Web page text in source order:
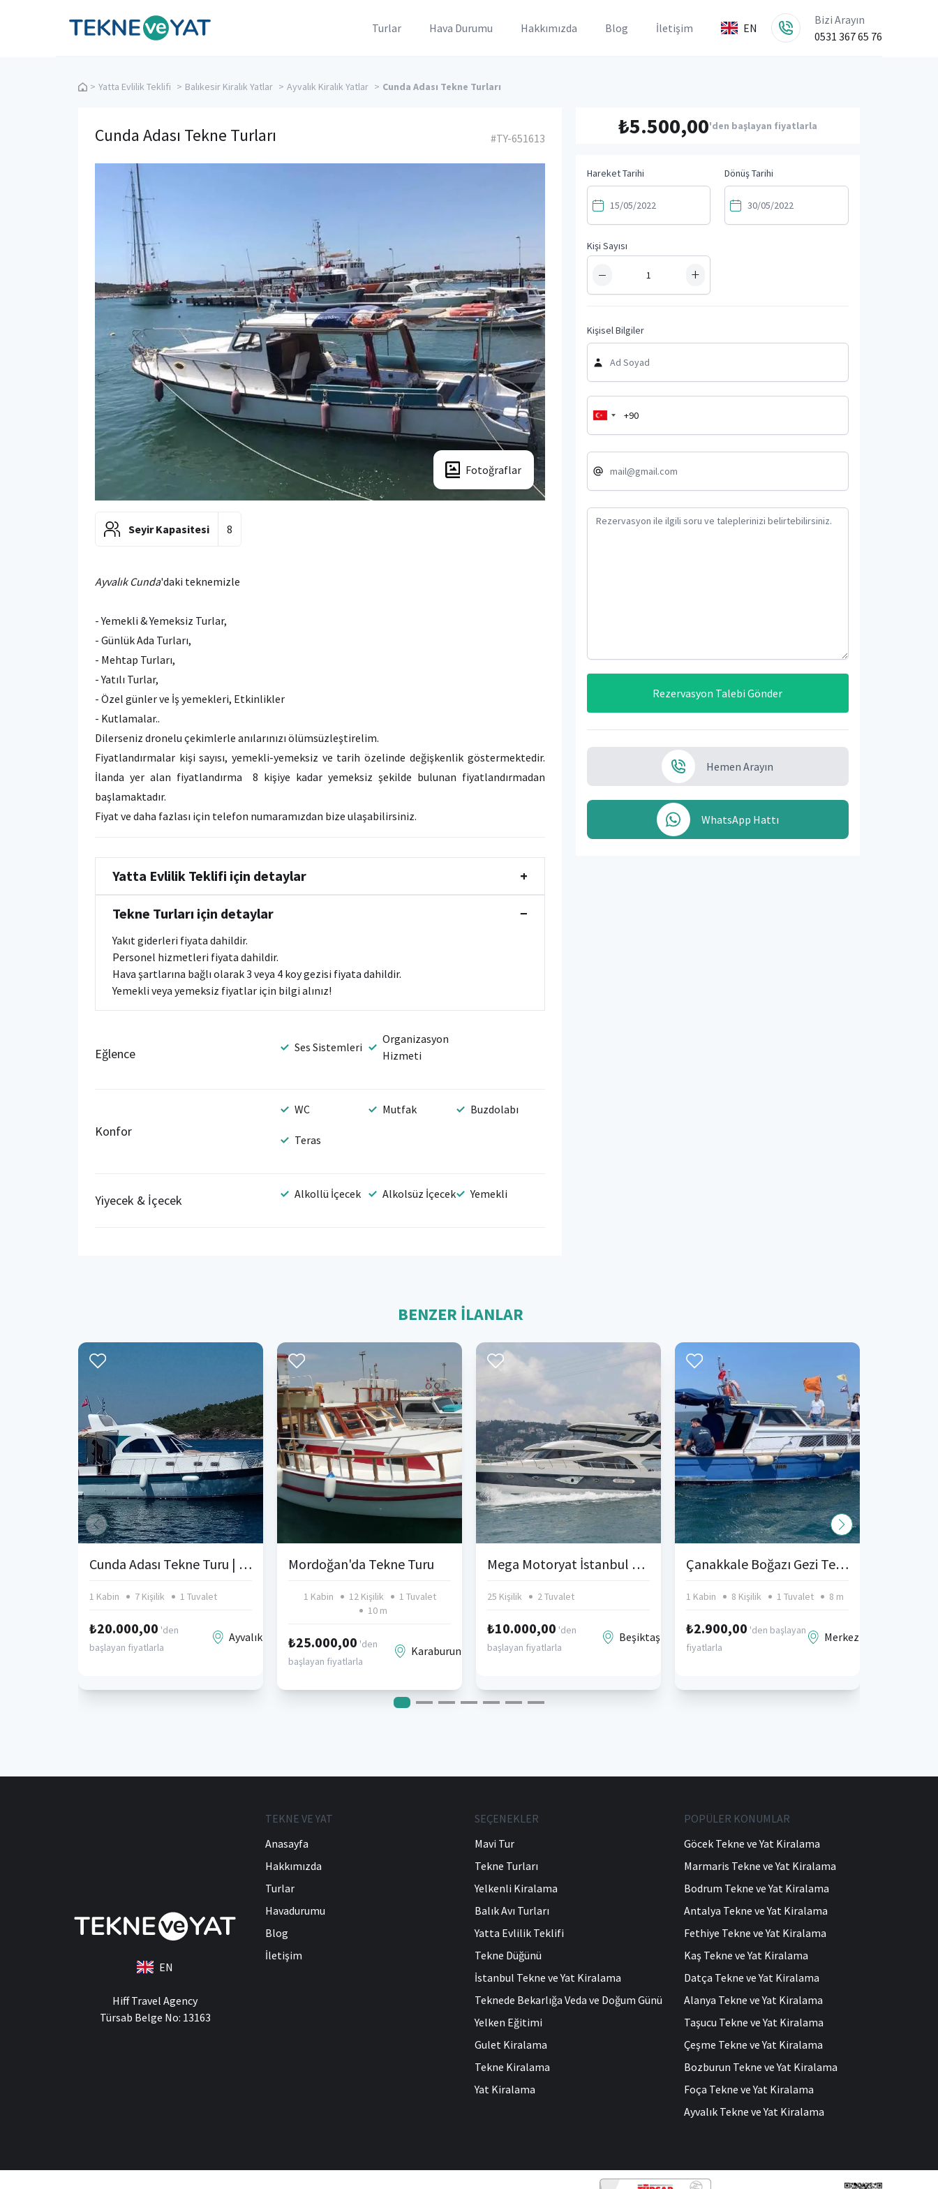
Tekne ve Yat Turlar Hava Durumu Hakkımızda Blog İletişim EN
Bizi Arayın
0531 367 65 76
> Yatta Evlilik Teklifi > Balıkesir Kiralık Yatlar > Ayvalık Kiralık Yatlar > Cunda Adası Tekne Turları
Cunda Adası Tekne Turları #TY-651613
Fotoğraflar
Seyir Kapasitesi 8
Ayvalık Cunda'daki teknemizle
- Yemekli & Yemeksiz Turlar,
- Günlük Ada Turları,
- Mehtap Turları,
- Yatılı Turlar,
- Özel günler ve İş yemekleri, Etkinlikler
- Kutlamalar..
Dilerseniz dronelu çekimlerle anılarınızı ölümsüzleştirelim.
Fiyatlandırmalar kişi sayısı, yemekli-yemeksiz ve tarih özelinde değişkenlik göstermektedir.
İlanda yer alan fiyatlandırma 8 kişiye kadar yemeksiz şekilde bulunan fiyatlandırmadan
başlamaktadır.
Fiyat ve daha fazlası için telefon numaramızdan bize ulaşabilirsiniz.
Yatta Evlilik Teklifi için detaylar +
Tekne Turları için detaylar −
Yakıt giderleri fiyata dahildir.
Personel hizmetleri fiyata dahildir.
Hava şartlarına bağlı olarak 3 veya 4 koy gezisi fiyata dahildir.
Yemekli veya yemeksiz fiyatlar için bilgi alınız!
Eğlence Ses Sistemleri
Organizasyon
Hizmeti
Konfor
WC Mutfak Buzdolabı
Teras
Yiyecek & İçecek Alkollü İçecek Alkolsüz İçecek Yemekli
₺5.500,00'den başlayan fiyatlarla
Hareket Tarihi Dönüş Tarihi
Kişi Sayısı
− +
Kişisel Bilgiler
Rezervasyon Talebi Gönder
Hemen Arayın
WhatsApp Hattı
BENZER İLANLAR
Cunda Adası Tekne Turu | Ayvalık Adaları Günlük Tekne Kiralama & Özel Organizasyon – Tekneveyat
1 Kabin 7 Kişilik 1 Tuvalet
₺20.000,00 'den
başlayan fiyatlarla
Ayvalık
Mordoğan'da Tekne Turu
1 Kabin 12 Kişilik
1 Tuvalet
10 m
₺25.000,00 'den
başlayan fiyatlarla
Karaburun
Mega Motoryat İstanbul Bebek
25 Kişilik 2 Tuvalet
₺10.000,00 'den
başlayan fiyatlarla
Beşiktaş
Çanakkale Boğazı Gezi Teknesi
1 Kabin 8 Kişilik 1 Tuvalet 8 m
₺2.900,00 'den başlayan
fiyatlarla
Merkez
EN
Hiff Travel Agency
Türsab Belge No: 13163
TEKNE VE YAT
Anasayfa
Hakkımızda
Turlar
Havadurumu
Blog
İletişim
SEÇENEKLER
Mavi Tur
Tekne Turları
Yelkenli Kiralama
Balık Avı Turları
Yatta Evlilik Teklifi
Tekne Düğünü
İstanbul Tekne ve Yat Kiralama
Teknede Bekarlığa Veda ve Doğum Günü
Yelken Eğitimi
Gulet Kiralama
Tekne Kiralama
Yat Kiralama
POPÜLER KONUMLAR
Göcek Tekne ve Yat Kiralama
Marmaris Tekne ve Yat Kiralama
Bodrum Tekne ve Yat Kiralama
Antalya Tekne ve Yat Kiralama
Fethiye Tekne ve Yat Kiralama
Kaş Tekne ve Yat Kiralama
Datça Tekne ve Yat Kiralama
Alanya Tekne ve Yat Kiralama
Taşucu Tekne ve Yat Kiralama
Çeşme Tekne ve Yat Kiralama
Bozburun Tekne ve Yat Kiralama
Foça Tekne ve Yat Kiralama
Ayvalık Tekne ve Yat Kiralama